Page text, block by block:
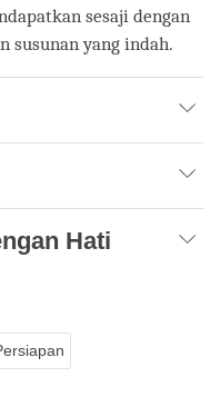
sesaji dengan
susunan yang indah.
Hati